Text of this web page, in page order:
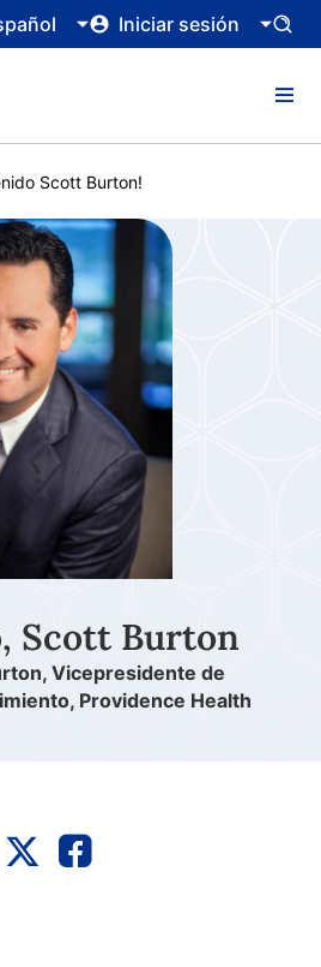
Iniciar sesión
Scott Burton!
Scott Burton
Vicepresidente de
Providence Health